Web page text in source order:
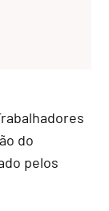
do
pelos